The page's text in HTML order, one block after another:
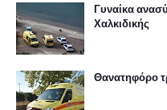
Γυναίκα
Χαλκιδικής
Θανατηφόρο